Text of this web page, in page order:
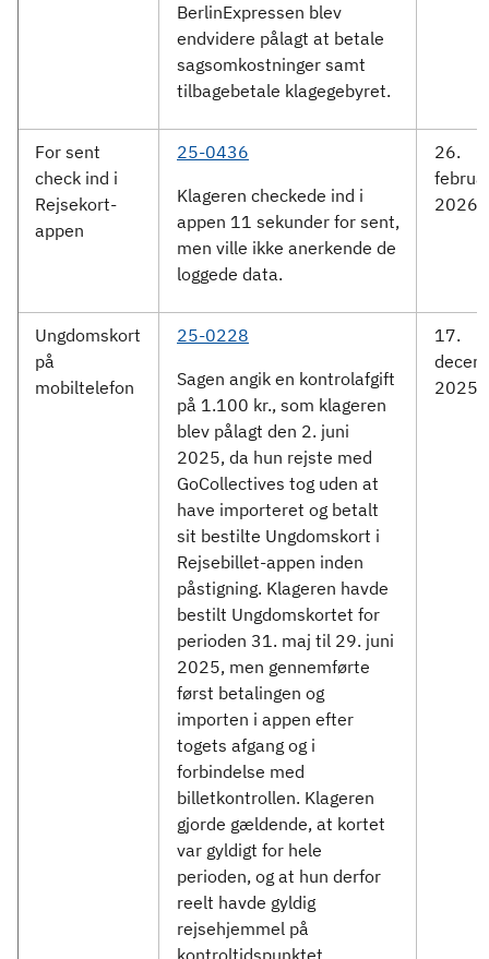
BerlinExpressen blev
endvidere pålagt at betale
sagsomkostninger samt
tilbagebetale klagegebyret.
For sent
check ind i
Rejsekort-
appen
25-0436
Klageren checkede ind i
appen 11 sekunder for sent,
men ville ikke anerkende de
loggede data.
26.
2026
Ungdomskort
på
mobiltelefon
25-0228
Sagen angik en kontrolafgift
på 1.100 kr., som klageren
blev pålagt den 2. juni
2025, da hun rejste med
GoCollectives tog uden at
have importeret og betalt
sit bestilte Ungdomskort i
Rejsebillet-appen inden
påstigning. Klageren havde
bestilt Ungdomskortet for
perioden 31. maj til 29. juni
2025, men gennemførte
først betalingen og
importen i appen efter
togets afgang og i
forbindelse med
billetkontrollen. Klageren
gjorde gældende, at kortet
var gyldigt for hele
perioden, og at hun derfor
reelt havde gyldig
rejsehjemmel på
kontroltidspunktet.
17.
2025